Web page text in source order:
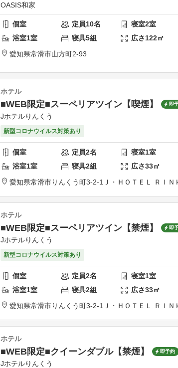
OASIS和家
個室 定員10名 寝室2室
浴室1室 寝具5組 広さ122㎡
愛知県常滑市山方町2-93
ホテル
■WEB限定■スーペリアツイン【喫煙】 即
Jホテルりんくう
新型コロナウイルス対策あり
個室 定員2名 寝室1室
浴室1室 寝具2組 広さ33㎡
愛知県常滑市りんくう町3-2-1 Ｊ・ＨＯＴＥＬ ＲＩＮ
ホテル
■WEB限定■スーペリアツイン【禁煙】 即
Jホテルりんくう
新型コロナウイルス対策あり
個室 定員2名 寝室1室
浴室1室 寝具2組 広さ33㎡
愛知県常滑市りんくう町3-2-1 Ｊ・ＨＯＴＥＬ ＲＩＮ
ホテル
■WEB限定■クイーンダブル【禁煙】 即予約
Jホテルりんくう